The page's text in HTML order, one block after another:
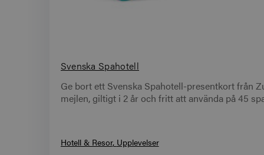
Svenska Spahotell
Ge bort ett Svenska Spahotell-presentkort från
mejlen, giltigt i 2 år och fritt att använda på 45
Hotell & Resor Upplevelser